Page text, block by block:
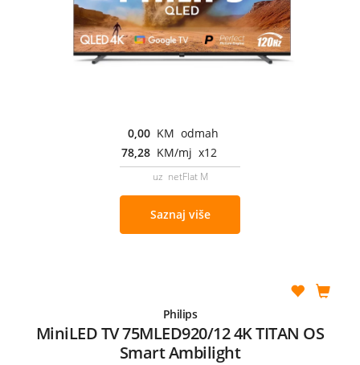
0,00 KM odmah
78,28 KM/mj x12
uz netFlat M
Saznaj više
Philips
MiniLED TV 75MLED920/12 4K TITAN OS
Smart Ambilight